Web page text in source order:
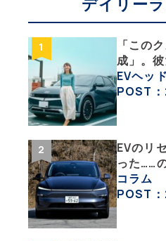
「この
成」。
「IONIQ
ック」
EVヘッ
POST
EVのリ
った……
ってど
沼には
コラム
POST